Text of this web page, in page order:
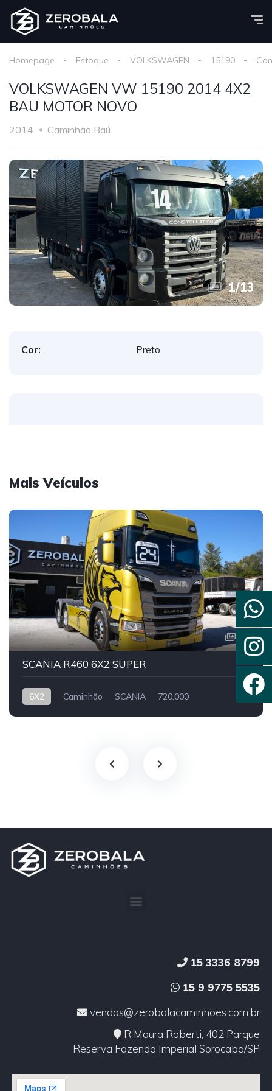
Homepage Estoque VOLKSWAGEN 15190
VOLKSWAGEN VW 15190 2014 4X2
BAU MOTOR NOVO
2014 Caminhão Baú
1/13
Cor: Preto
Mais Veículos
14
SCANIA R460 6X2 SUPER
6X2 Caminhão SCANIA 720.000
15 3336 8799
15 9 9775 5535
vendas@zerobalacaminhoes.com.br
R Maura Roberti, 402 Parque
Reserva Fazenda Imperial Sorocaba/SP